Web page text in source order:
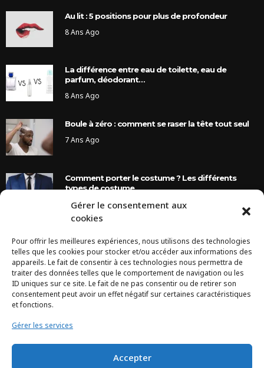
Gérer le consentement aux
cookies
Pour offrir les meilleures expériences, nous utilisons des technologies
telles que les cookies pour stocker et/ou accéder aux informations des
appareils. Le fait de consentir à ces technologies nous permettra de
traiter des données telles que le comportement de navigation ou les
ID uniques sur ce site. Le fait de ne pas consentir ou de retirer son
consentement peut avoir un effet négatif sur certaines caractéristiques
et fonctions.
Gérer les services
Accepter
Au lit : 5 positions pour plus de profondeur
8 Ans Ago
La différence entre eau de toilette, eau de
parfum, déodorant…
8 Ans Ago
Boule à zéro : comment se raser la tête tout seul
7 Ans Ago
Comment porter le costume ? Les différents
types de costume
8 Ans Ago
INSTAGRAM
Configuration error or no pictures...